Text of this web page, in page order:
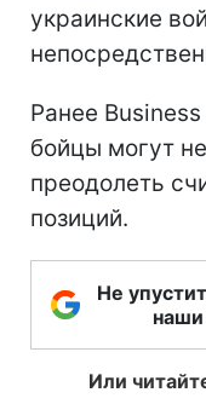
украинские
Ранее
бойцы могут
преодолеть
позиций.
Не
наши
Или